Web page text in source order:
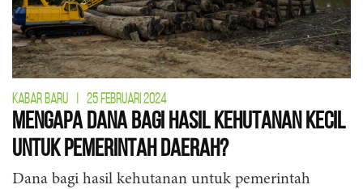
KABAR BARU 25 FEBRUARI 2024
Mengapa Dana Bagi Hasil Kehutanan Kecil
untuk Pemerintah Daerah?
Dana bagi hasil kehutanan untuk pemerintah